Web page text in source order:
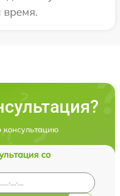
время.
консультацию
со